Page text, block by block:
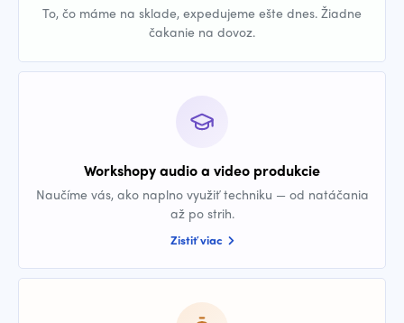
To, čo máme na sklade, expedujeme ešte dnes. Žiadne
čakanie na dovoz.
Workshopy audio a video produkcie
Naučíme vás, ako naplno využiť techniku — od natáčania
až po strih.
Zistiť viac